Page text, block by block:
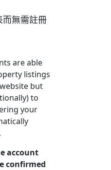
而無需註冊
are able
listings
but
to
your
account
confirmed